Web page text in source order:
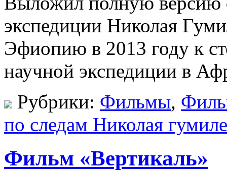
экспедиции Николая
Эфиопию в 2013 году к
научной экспедиции в
Рубрики: Фильмы,
по следам Николая
Фильм «Вертикаль»